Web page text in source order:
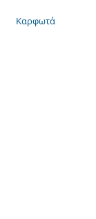
Καρφωτά